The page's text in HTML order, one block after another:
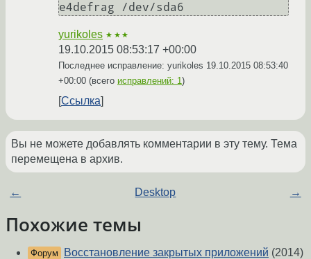
e4defrag /dev/sda6
yurikoles ★★★
19.10.2015 08:53:17 +00:00
Последнее исправление: yurikoles 19.10.2015 08:53:40
+00:00 (всего исправлений: 1)
Ссылка
Вы не можете добавлять комментарии в эту тему. Тема
перемещена в архив.
← Desktop →
Похожие темы
Форум Восстановление закрытых приложений (2014)